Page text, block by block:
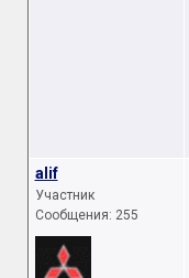
alif
Участник
Сообщения: 255